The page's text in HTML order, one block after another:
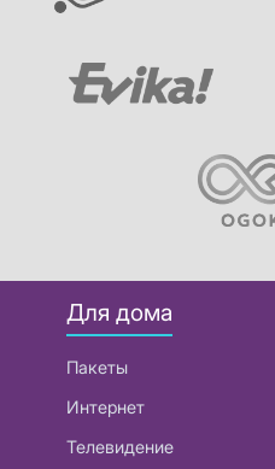
Для дома
Пакеты
Интернет
Телевидение